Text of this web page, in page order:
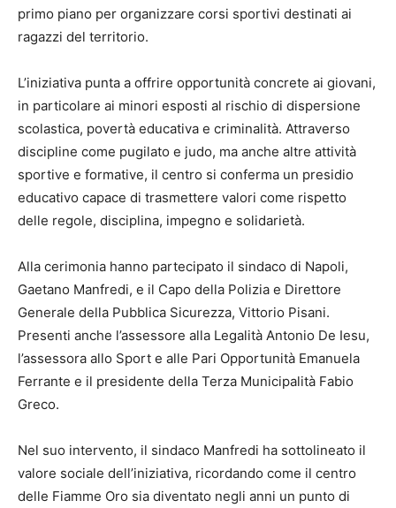
primo piano per organizzare corsi sportivi destinati ai
ragazzi del territorio.
L’iniziativa punta a offrire opportunità concrete ai giovani,
in particolare ai minori esposti al rischio di dispersione
scolastica, povertà educativa e criminalità. Attraverso
discipline come pugilato e judo, ma anche altre attività
sportive e formative, il centro si conferma un presidio
educativo capace di trasmettere valori come rispetto
delle regole, disciplina, impegno e solidarietà.
Alla cerimonia hanno partecipato il sindaco di Napoli,
Gaetano Manfredi, e il Capo della Polizia e Direttore
Generale della Pubblica Sicurezza, Vittorio Pisani.
Presenti anche l’assessore alla Legalità Antonio De Iesu,
l’assessora allo Sport e alle Pari Opportunità Emanuela
Ferrante e il presidente della Terza Municipalità Fabio
Greco.
Nel suo intervento, il sindaco Manfredi ha sottolineato il
valore sociale dell’iniziativa, ricordando come il centro
delle Fiamme Oro sia diventato negli anni un punto di